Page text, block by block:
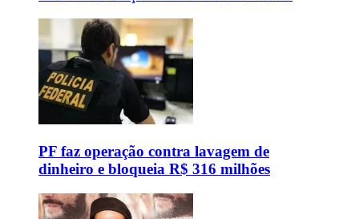
PF faz operação contra lavagem de
dinheiro e bloqueia R$ 316 milhões